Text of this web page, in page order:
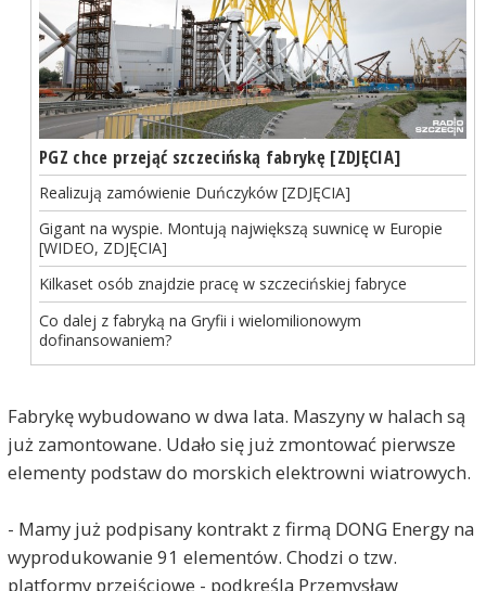
PGZ chce przejąć szczecińską fabrykę [ZDJĘCIA]
Realizują zamówienie Duńczyków [ZDJĘCIA]
Gigant na wyspie. Montują największą suwnicę w Europie
[WIDEO, ZDJĘCIA]
Kilkaset osób znajdzie pracę w szczecińskiej fabryce
Co dalej z fabryką na Gryfii i wielomilionowym
dofinansowaniem?
Fabrykę wybudowano w dwa lata. Maszyny w halach są
już zamontowane. Udało się już zmontować pierwsze
elementy podstaw do morskich elektrowni wiatrowych.
- Mamy już podpisany kontrakt z firmą DONG Energy na
wyprodukowanie 91 elementów. Chodzi o tzw.
platformy przejściowe - podkreśla Przemysław